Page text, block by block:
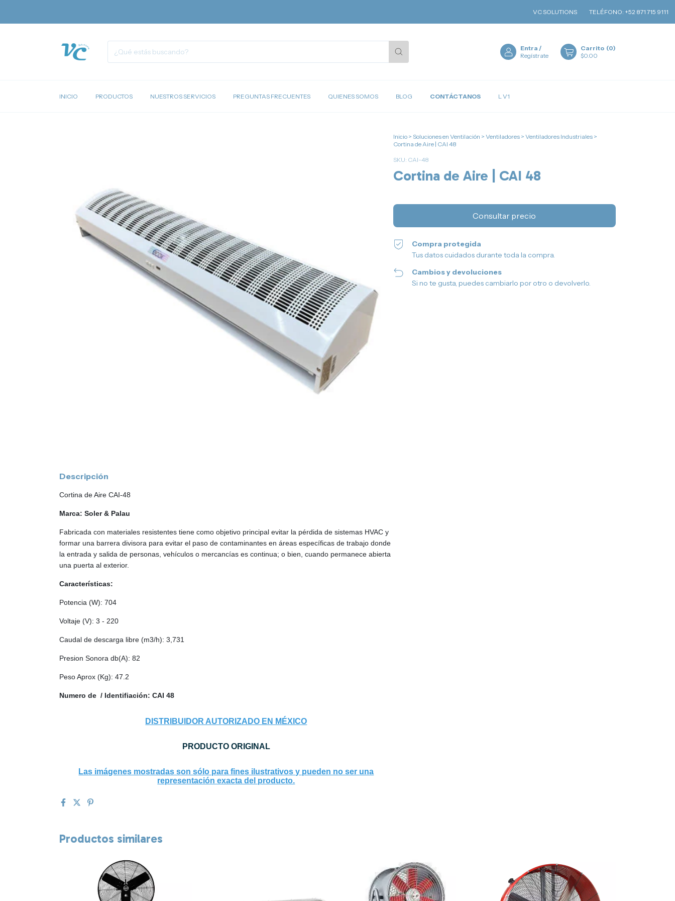
VC SOLUTIONS TELÉFONO: +52 871 715 9111 EMAIL:
Entra /
Regístrate
Carrito (0)
$0.00
INICIO PRODUCTOS NUESTROS SERVICIOS PREGUNTAS FRECUENTES QUIENES SOMOS BLOG CONTÁCTANOS L V1
Inicio > Soluciones en Ventilación > Ventiladores > Ventiladores Industriales >
Cortina de Aire | CAI 48
SKU: CAI-48
Cortina de Aire | CAI 48
Compra protegida
Tus datos cuidados durante toda la compra.
Cambios y devoluciones
Si no te gusta, puedes cambiarlo por otro o devolverlo.
Descripción
Cortina de Aire CAI-48
Marca: Soler & Palau
Fabricada con materiales resistentes tiene como objetivo principal evitar la pérdida de sistemas HVAC y
formar una barrera divisora para evitar el paso de contaminantes en áreas específicas de trabajo donde
la entrada y salida de personas, vehículos o mercancías es continua; o bien, cuando permanece abierta
una puerta al exterior.
Características:
Potencia (W): 704
Voltaje (V): 3 - 220
Caudal de descarga libre (m3/h): 3,731
Presion Sonora db(A): 82
Peso Aprox (Kg): 47.2
Numero de / Identifiación: CAI 48
DISTRIBUIDOR AUTORIZADO EN MÉXICO
PRODUCTO ORIGINAL
Las imágenes mostradas son sólo para fines ilustrativos y pueden no ser una
representación exacta del producto.
Productos similares